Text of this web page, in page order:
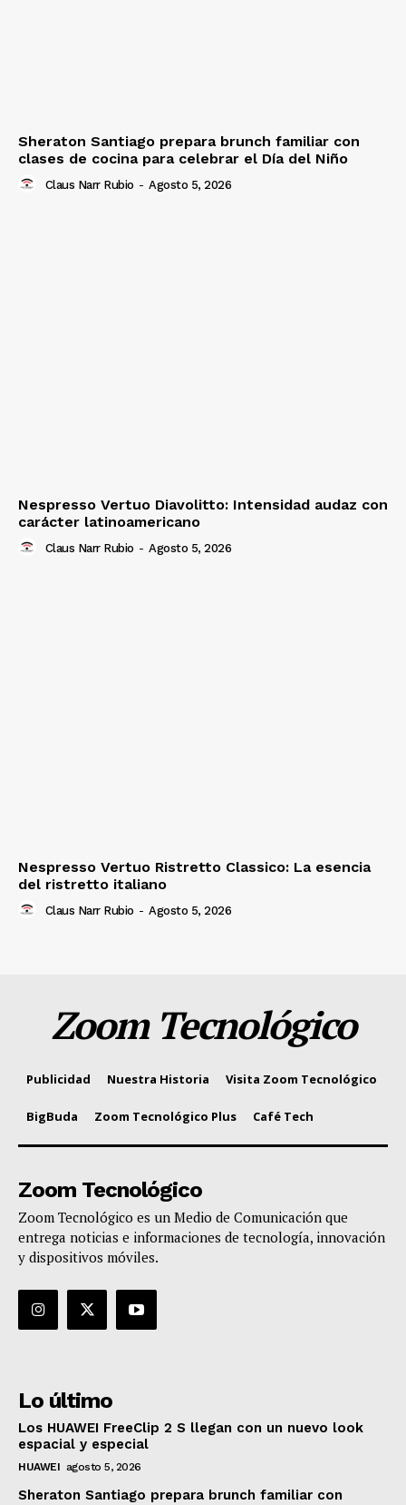
Sheraton Santiago prepara brunch familiar con
clases de cocina para celebrar el Día del Niño
Claus Narr Rubio - Agosto 5, 2026
Nespresso Vertuo Diavolitto: Intensidad audaz con
carácter latinoamericano
Claus Narr Rubio - Agosto 5, 2026
Nespresso Vertuo Ristretto Classico: La esencia
del ristretto italiano
Claus Narr Rubio - Agosto 5, 2026
Zoom Tecnológico
Publicidad Nuestra Historia Visita Zoom Tecnológico
BigBuda Zoom Tecnológico Plus Café Tech
Zoom Tecnológico
Zoom Tecnológico es un Medio de Comunicación que
entrega noticias e informaciones de tecnología, innovación
y dispositivos móviles.
Lo último
Los HUAWEI FreeClip 2 S llegan con un nuevo look
espacial y especial
HUAWEI agosto 5, 2026
Sheraton Santiago prepara brunch familiar con